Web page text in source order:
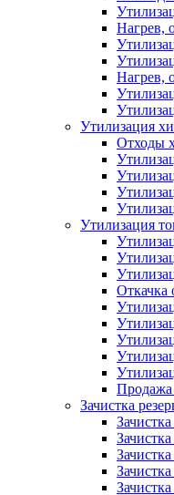
Нагрев,
Нагрев,
Утилизация
Отходы
Утилизация
Откачка
Продажа
Зачистка